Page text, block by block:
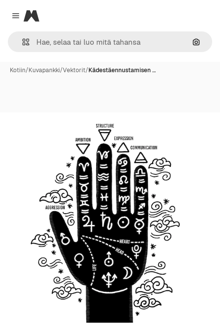
Close menu
Magnific
Hae
Kotiin/Kuvapankki/Vektorit/Kädestäennustamisen …